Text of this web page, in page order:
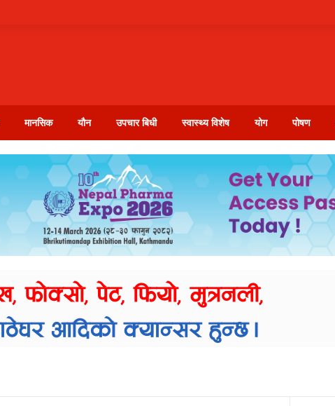
मानसिक यौन उपचार बिधी स्वास्थ्य विशेष योग पोषण